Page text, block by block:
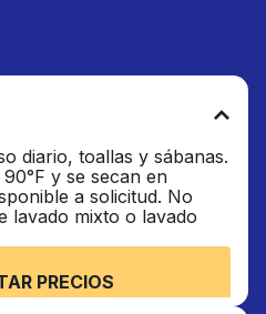
diario, toallas y sábanas.
y se secan en
a solicitud. No
lavado mixto o lavado
PRECIOS